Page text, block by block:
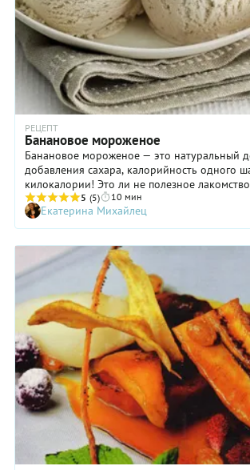
РЕЦЕПТ
Банановое мороженое
Банановое мороженое — это натуральный
добавления сахара, калорийность одного
килокалории! Это ли не полезное
бананового мороженого в домашних
максимально легкий и быстрый. На его
понадобится всего 10 минут и 2
молоко! Правда, придется всего же
заморозится. Обычно домашнее мороженое
постоянно перемешивать в процессе его
либо использовать мороженщицу. Это
чтобы у десерта была кремовая и воздушная
кристаллов льда. Но в случае с банановым
получается нежным и гладким без лишних
важный момент: для этого рецепта
спелые бананы, с недозрелыми мороженое
5 (5) 10 мин
Екатерина Михайлец